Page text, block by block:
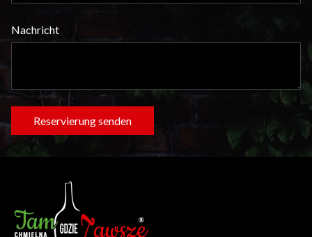
Nachricht
Reservierung senden